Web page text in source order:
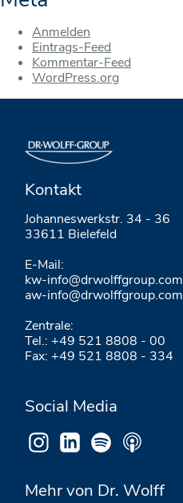
Anmelden
Eintrags-Feed
Kommentar-Feed
WordPress.org
Kontakt
Johanneswerkstr. 34 - 36
33611 Bielefeld
E-Mail:
kw-info@drwolffgroup.com
aw-info@drwolffgroup.com
Zentrale:
Tel.: +49 521 8808 - 00
Fax: +49 521 8808 - 334
Social Media
Mehr von Dr. Wolff